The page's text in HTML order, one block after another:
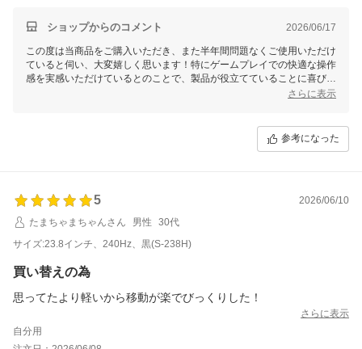
ショップからのコメント 2026/06/17
この度は当商品をご購入いただき、また半年間問題なくご使用いただけ
ていると伺い、大変嬉しく思います！特にゲームプレイでの快適な操作
感を実感いただけているとのことで、製品が役立てていることに喜びを
感じております。今後とも良いゲームライフをお楽しみください！何か
さらに表示
参考になった
5
2026/06/10
たまちゃまちゃんさん
男性
30代
サイズ:23.8インチ、240Hz、黒(S-238H)
買い替えの為
思ってたより軽いから移動が楽でびっくりした！
さらに表示
自分用